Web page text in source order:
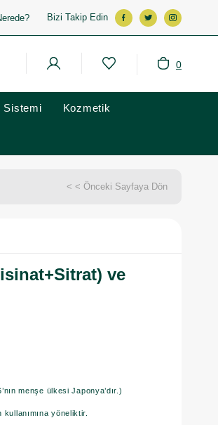
Bizi Takip Edin
0
Sistemi Kozmetik
< < Önceki Sayfaya Dön
ve
menşe ülkesi Japonya’dır.)
yöneliktir.